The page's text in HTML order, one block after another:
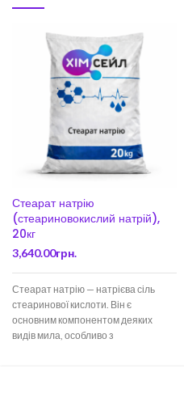
Стеарат натрію
(стеариновокислий натрій),
20кг
3,640.00грн.
Стеарат натрію — натрієва сіль
стеаринової кислоти. Він є
основним компонентом деяких
видів мила, особливо з